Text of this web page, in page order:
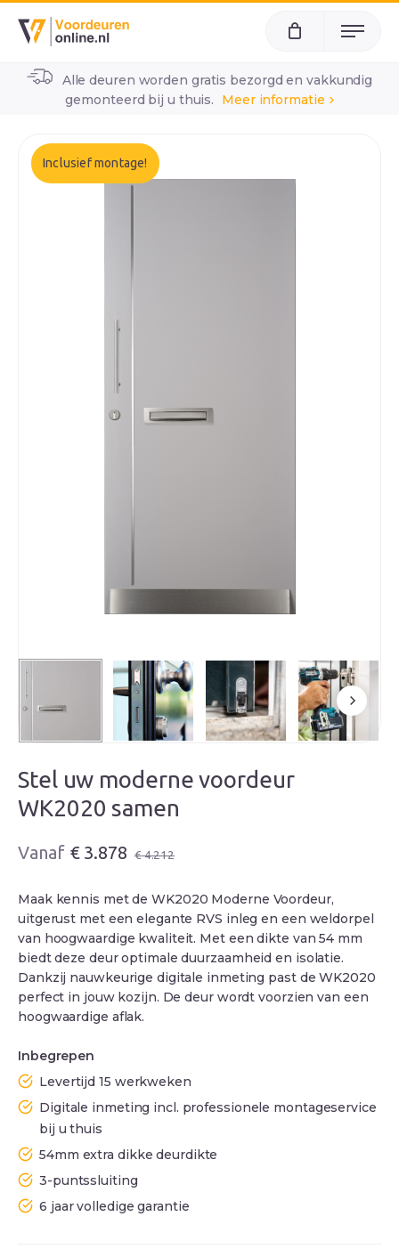
Alle deuren worden gratis bezorgd en vakkundig
gemonteerd bij u thuis.
Meer informatie
Menu
alle voordeuren wk2020
Inclusief montage!
Stel uw moderne voordeur
WK2020 samen
€4.212
Oorspronkelijke
was:
€ 4.212.
€3.878
Huidige
is:
€ 3.878.
Maak kennis met de WK2020 Moderne Voordeur,
uitgerust met een elegante RVS inleg en een weldorpel
van hoogwaardige kwaliteit. Met een dikte van 54 mm
biedt deze deur optimale duurzaamheid en isolatie.
Dankzij nauwkeurige digitale inmeting past de WK2020
perfect in jouw kozijn. De deur wordt voorzien van een
hoogwaardige aflak.
Inbegrepen
Levertijd 15 werkweken
Digitale inmeting incl. professionele montageservice
bij u thuis
54mm extra dikke deurdikte
3-puntssluiting
6 jaar volledige garantie